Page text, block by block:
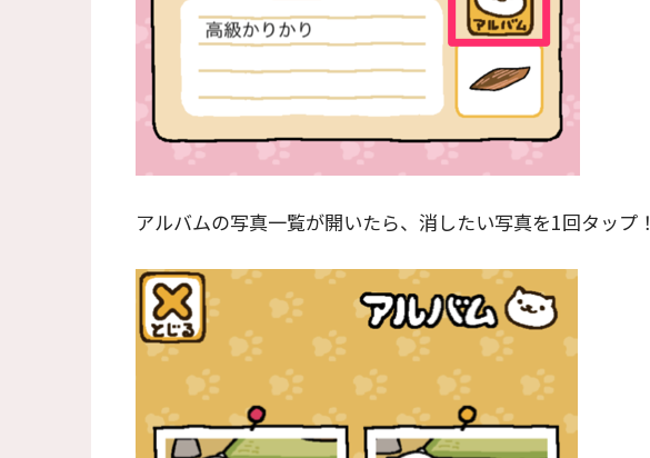
アルバムの写真一覧が開いたら、消したい写真を1回タップ！